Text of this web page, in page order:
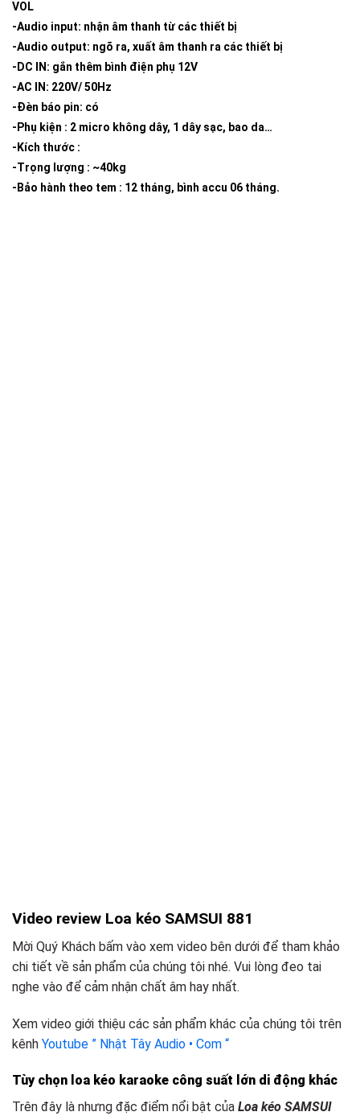
VOL
-Audio input: nhận âm thanh từ các thiết bị
-Audio output: ngõ ra, xuất âm thanh ra các thiết bị
-DC IN: gắn thêm bình điện phụ 12V
-AC IN: 220V/ 50Hz
-Đèn báo pin: có
-Phụ kiện : 2 micro không dây, 1 dây sạc, bao da…
-Kích thước :
-Trọng lượng : ~40kg
-Bảo hành theo tem : 12 tháng, bình accu 06 tháng.
Video review Loa kéo SAMSUI 881
Mời Quý Khách bấm vào xem video bên dưới để tham khảo
chi tiết về sản phẩm của chúng tôi nhé. Vui lòng đeo tai
nghe vào để cảm nhận chất âm hay nhất.
Xem video giới thiệu các sản phẩm khác của chúng tôi trên
kênh Youtube ” Nhật Tây Audio • Com “
Tùy chọn loa kéo karaoke công suất lớn d i động khác
Trên đây là nhưng đặc điểm nổi bật của Loa kéo SAMSUI